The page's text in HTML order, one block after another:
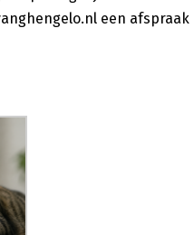
een afspraak